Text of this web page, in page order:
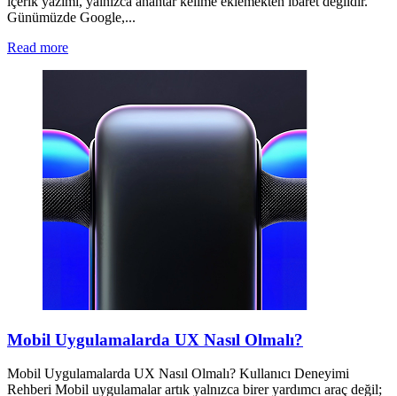
Günümüzde Google,...
Read more
Mobil Uygulamalarda UX Nasıl Olmalı?
Mobil Uygulamalarda UX Nasıl Olmalı? Kullanıcı Deneyimi
Rehberi Mobil uygulamalar artık yalnızca birer yardımcı araç değil;